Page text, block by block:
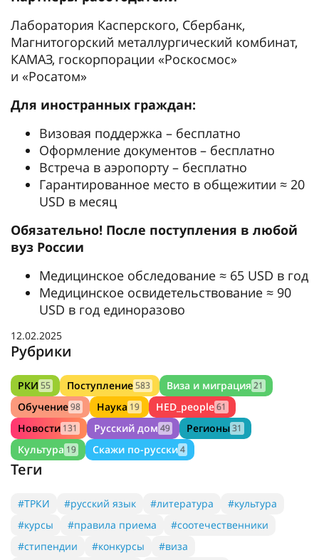
Лаборатория Касперского, Сбербанк,
Магнитогорский металлургический комбинат,
КАМАЗ, госкорпорации «Роскосмос»
и «Росатом»
Для иностранных граждан:
Визовая поддержка – бесплатно
Оформление документов – бесплатно
Встреча в аэропорту – бесплатно
Гарантированное место в общежитии ≈ 20
USD в месяц
Обязательно! После поступления в любой
вуз России
Медицинское обследование ≈ 65 USD в год
Медицинское освидетельствование ≈ 90
USD в год единоразово
12.02.2025
Рубрики
РКИ 55 Поступление583 Виза и миграция 21
Обучение98 Наука 19 HED_people61
Новости 131 Русский дом 49 Регионы31
Культура 19 Скажи по-русски4
Теги
#ТРКИ #русский язык #литература
#культура
#курсы
#правила приема
#соотечественники
#стипендии
#конкурсы
#виза